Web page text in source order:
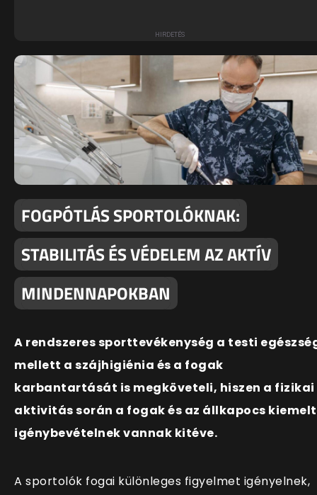
FOGPÓTLÁS SPORTOLÓKNAK:
STABILITÁS ÉS VÉDELEM AZ AKTÍV
MINDENNAPOKBAN
A rendszeres sporttevékenység a testi
mellett a szájhigiénia és a fogak
karbantartását is megköveteli, hiszen a fizikai
aktivitás során a fogak és az állkapocs kiemelt
igénybevételnek vannak kitéve.
A sportolók fogai különleges figyelmet igényelnek,